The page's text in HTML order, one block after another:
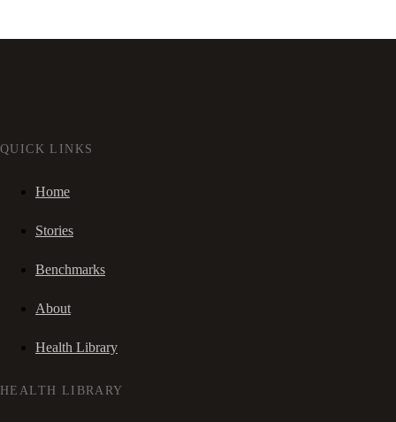
QUICK LINKS
Home
Stories
Benchmarks
About
Health Library
HEALTH LIBRARY